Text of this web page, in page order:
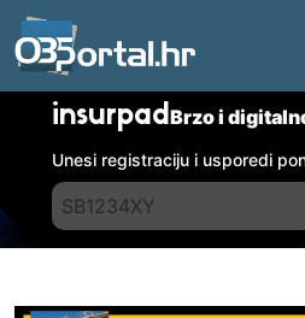
insurpadBrzo i
Unesi registraciju i usporedi